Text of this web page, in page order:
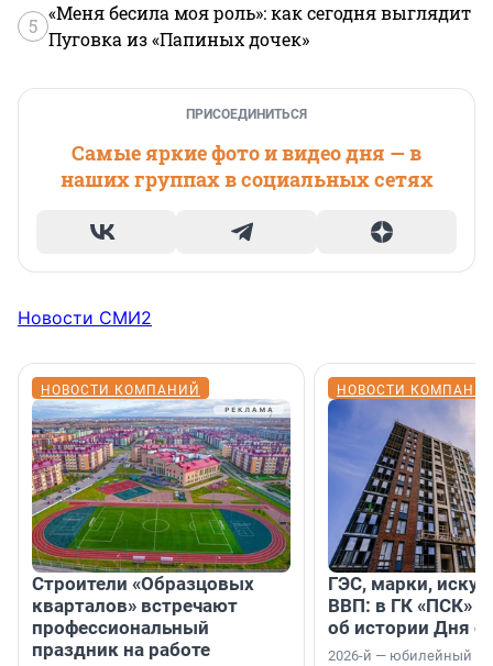
5
«Меня бесила моя роль»: как сегодня выглядит
Пуговка из «Папиных дочек»
ПРИСОЕДИНИТЬСЯ
Самые яркие фото и видео дня — в
наших группах в социальных сетях
Новости СМИ2
НОВОСТИ КОМПАНИЙ
Строители «Образцовых
кварталов» встречают
профессиональный
праздник на работе
НОВОСТИ
ГЭС, марки,
ВВП: в ГК «ПСК»
об истории Дня
2026-й — юбилейный